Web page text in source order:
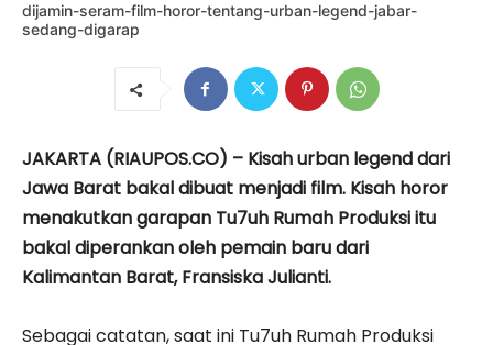
dijamin-seram-film-horor-tentang-urban-legend-jabar-
sedang-digarap
JAKARTA (RIAUPOS.CO) – Kisah urban legend dari
Jawa Barat bakal dibuat menjadi film. Kisah horor
menakutkan garapan Tu7uh Rumah Produksi itu
bakal diperankan oleh pemain baru dari
Kalimantan Barat, Fransiska Julianti.
Sebagai catatan, saat ini Tu7uh Rumah Produksi